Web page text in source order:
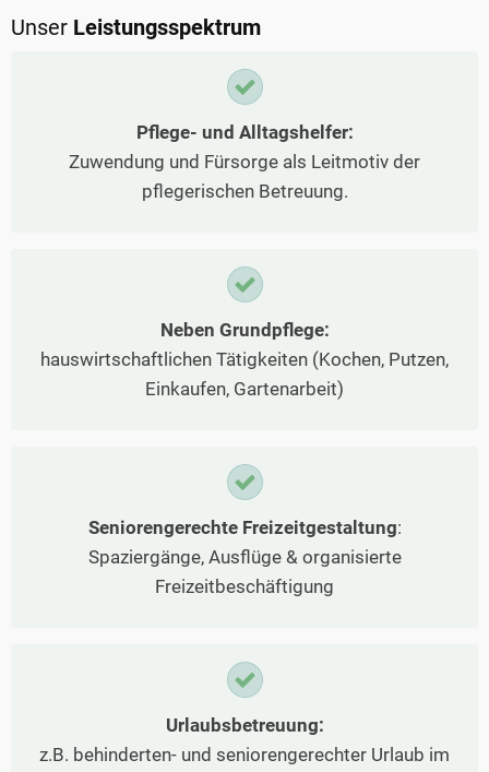
Unser Leistungsspektrum
Pflege- und Alltagshelfer:
Zuwendung und Fürsorge als Leitmotiv der
pflegerischen Betreuung.
Neben Grundpflege:
hauswirtschaftlichen Tätigkeiten (Kochen, Putzen,
Einkaufen, Gartenarbeit)
Seniorengerechte Freizeitgestaltung:
Spaziergänge, Ausflüge & organisierte
Freizeitbeschäftigung
Urlaubsbetreuung:
z.B. behinderten- und seniorengerechter Urlaub im